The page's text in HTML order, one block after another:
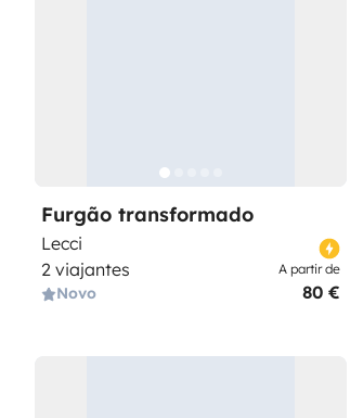
Furgão transformado
Lecci
2 viajantes
Novo
A partir de
80 €